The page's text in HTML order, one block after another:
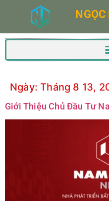
Ngày:Tháng 8 13,
Giới Thiệu Chủ Đầu Tư